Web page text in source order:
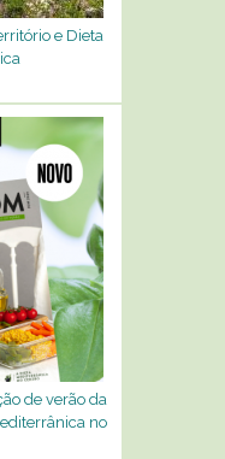
e Dieta
de verão da
no